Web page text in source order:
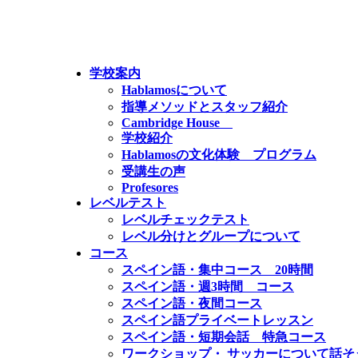
学校案内
Hablamosについて
指導メソッドとスタッフ紹介
Cambridge House
学校紹介
Hablamosの文化体験 プログラム
受講生の声
Profesores
レベルテスト
レベルチェックテスト
レベル分けとグループについて
コース
スペイン語・集中コース 20時間
スペイン語・週3時間 コース
スペイン語・夜間コース
スペイン語プライベートレッスン
スペイン語・短期会話 特急コース
ワークショップ・ サッカーについて話そ